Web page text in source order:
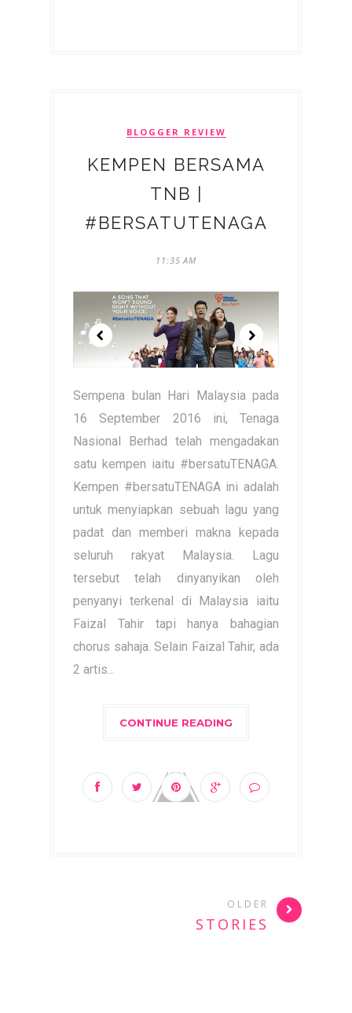
BLOGGER REVIEW
KEMPEN BERSAMA
TNB |
#BERSATUTENAGA
11:35 AM
Sempena bulan Hari Malaysia pada
16 September 2016 ini, Tenaga
Nasional Berhad telah mengadakan
satu kempen iaitu #bersatuTENAGA.
Kempen #bersatuTENAGA ini adalah
untuk menyiapkan sebuah lagu yang
padat dan memberi makna kepada
seluruh rakyat Malaysia. Lagu
tersebut telah dinyanyikan oleh
penyanyi terkenal di Malaysia iaitu
Faizal Tahir tapi hanya bahagian
chorus sahaja. Selain Faizal Tahir, ada
2 artis...
CONTINUE READING
OLDER
STORIES